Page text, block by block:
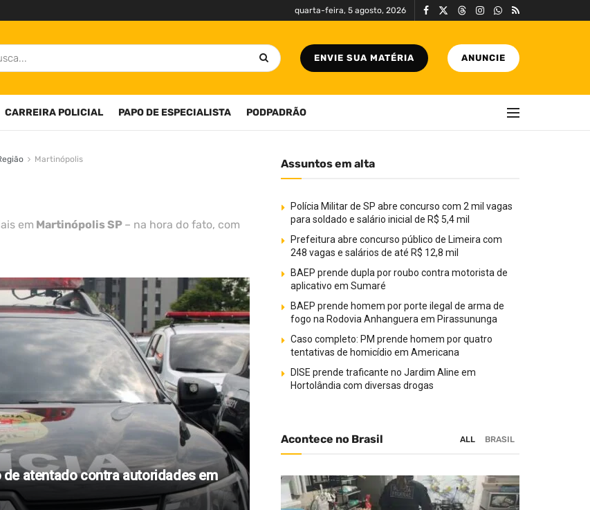
quarta-feira, 5 agosto, 2026
ENVIE SUA MATÉRIA ANUNCIE
CARREIRA POLICIAL PAPO DE ESPECIALISTA PODPADRÃO
Martinópolis
em Martinópolis SP – na hora do fato, com
de atentado contra autoridades em
Assuntos em alta
Polícia Militar de SP abre concurso com 2 mil vagas
para soldado e salário inicial de R$ 5,4 mil
Prefeitura abre concurso público de Limeira com
248 vagas e salários de até R$ 12,8 mil
BAEP prende dupla por roubo contra motorista de
aplicativo em Sumaré
BAEP prende homem por porte ilegal de arma de
fogo na Rodovia Anhanguera em Pirassununga
Caso completo: PM prende homem por quatro
tentativas de homicídio em Americana
DISE prende traficante no Jardim Aline em
Hortolândia com diversas drogas
Acontece no Brasil ALL BRASIL